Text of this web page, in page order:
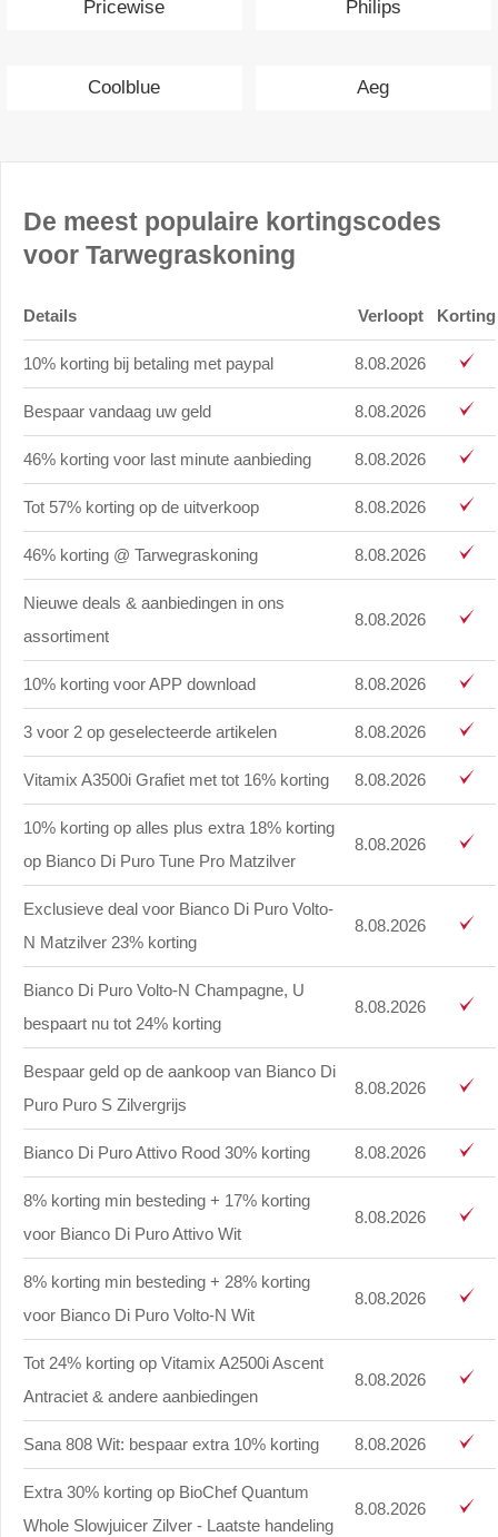
Pricewise Philips
Coolblue Aeg
De meest populaire kortingscodes
voor Tarwegraskoning
Details Verloopt Korting
10% korting bij betaling met paypal 8.08.2026
Bespaar vandaag uw geld 8.08.2026
46% korting voor last minute aanbieding 8.08.2026
Tot 57% korting op de uitverkoop 8.08.2026
46% korting @ Tarwegraskoning 8.08.2026
Nieuwe deals & aanbiedingen in ons
assortiment
8.08.2026
10% korting voor APP download 8.08.2026
3 voor 2 op geselecteerde artikelen 8.08.2026
Vitamix A3500i Grafiet met tot 16% korting 8.08.2026
10% korting op alles plus extra 18% korting
op Bianco Di Puro Tune Pro Matzilver
8.08.2026
Exclusieve deal voor Bianco Di Puro Volto-
N Matzilver 23% korting
8.08.2026
Bianco Di Puro Volto-N Champagne, U
bespaart nu tot 24% korting
8.08.2026
Bespaar geld op de aankoop van Bianco Di
Puro Puro S Zilvergrijs
8.08.2026
Bianco Di Puro Attivo Rood 30% korting 8.08.2026
8% korting min besteding + 17% korting
voor Bianco Di Puro Attivo Wit
8.08.2026
8% korting min besteding + 28% korting
voor Bianco Di Puro Volto-N Wit
8.08.2026
Tot 24% korting op Vitamix A2500i Ascent
Antraciet & andere aanbiedingen
8.08.2026
Sana 808 Wit: bespaar extra 10% korting 8.08.2026
Extra 30% korting op BioChef Quantum
Whole Slowjuicer Zilver - Laatste handeling
8.08.2026